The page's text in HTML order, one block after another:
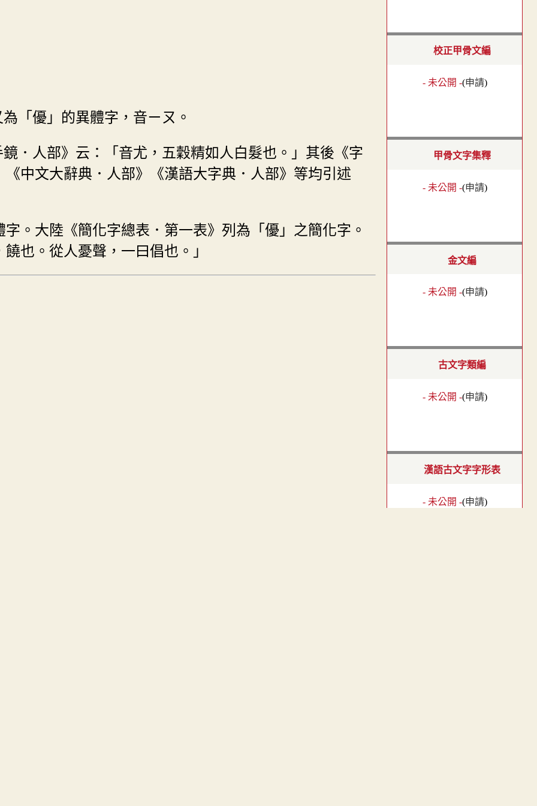
為「優」的異體字，音ㄧㄡ。
．人部》云：「音尤，五穀精如人白髮也。」其後《字
中文大辭典．人部》《漢語大字典．人部》等均引述
。大陸《簡化字總表．第一表》列為「優」之簡化字。
也。從人憂聲，一曰倡也。」
校正甲骨文編
- 未公開 -(申請)
甲骨文字集釋
- 未公開 -(申請)
金文編
- 未公開 -(申請)
古文字類編
- 未公開 -(申請)
漢語古文字字形表
- 未公開 -(申請)